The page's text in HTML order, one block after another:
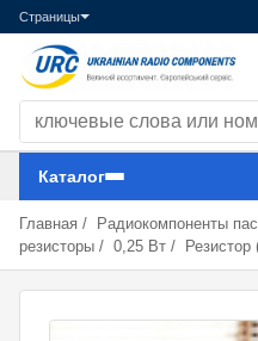
Страницы
Каталог
Главная / Радиокомпоненты
резисторы / 0,25 Вт /